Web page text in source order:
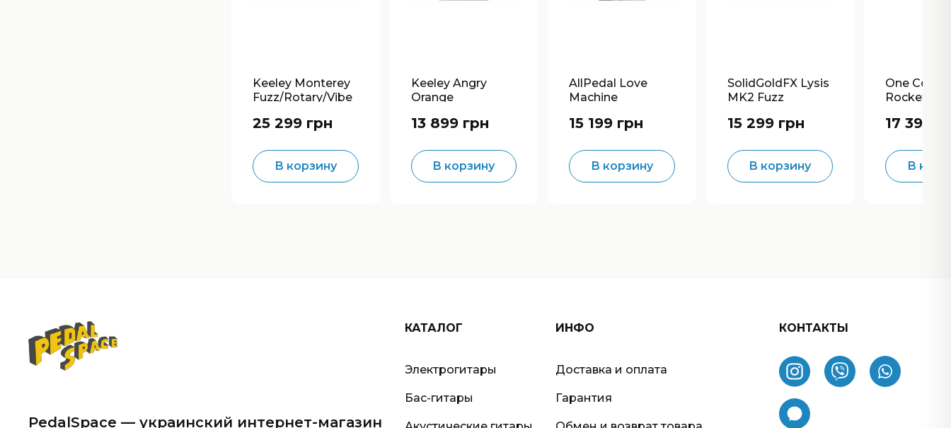
Keeley Monterey
Fuzz/Rotary/Vibe
25 299 грн
В корзину
Keeley Angry
Orange
13 899 грн
В корзину
AllPedal Love
Machine
15 199 грн
В корзину
SolidGoldFX Lysis
MK2 Fuzz
15 299 грн
В корзину
One
Rocket
17 399
В
PedalSpace — украинский интернет-магазин
КАТАЛОГ
Электрогитары
Бас-гитары
ИНФО
Доставка и оплата
Гарантия
КОНТАКТЫ